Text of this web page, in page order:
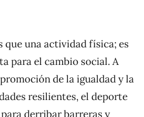
que una actividad física; es
para el cambio social. A
de la igualdad y la
resilientes, el deporte
derribar barreras y